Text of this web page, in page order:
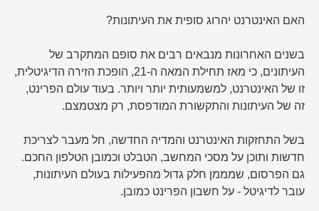
האם האינטרנט יהרוג סופית את העיתונות?
בשנים האחרונות מנבאים רבים את סופם המתקרב של
העיתונים, כי מאז תחילת המאה ה-21, הופכת הזירה הדיגיטלית,
זו של האינטרנט, למשמעותית יותר ויותר. בעוד עולם הפרינט,
זה של העיתונות והתקשורת המודפסת, רק מצטמצם.
בשל התחזקות האינטרנט והמדיה החדשה, חל מעבר לצריכת
חדשות ותוכן על מסכי המחשב, הטבלט וכמובן הטלפון החכם.
גם הפרסום, שמממן חלק גדול מהפעילות בעולם העיתונות,
עובר לדיגיטל - על חשבון הפרינט כמובן.